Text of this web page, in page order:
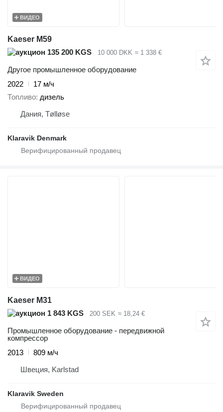
ВИДЕО
Kaeser M59
135 200 KGS
10 000 DKK ≈ 1 338 €
Другое промышленное оборудование
2022
17 м/ч
Топливо дизель
Дания, Tølløse
Klaravik Denmark
ВИДЕО
Kaeser M31
1 843 KGS
200 SEK ≈ 18,24 €
Промышленное оборудование - передвижной
компрессор
2013
809 м/ч
Швеция, Karlstad
Klaravik Sweden